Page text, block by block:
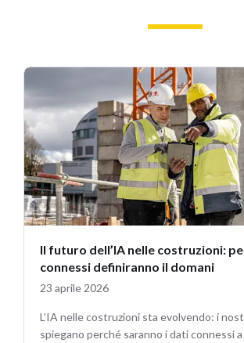
Il futuro dell’IA nelle costruzioni:
connessi definiranno il domani
23 aprile 2026
L’IA nelle costruzioni sta evolvendo: i
spiegano perché saranno i dati connessi